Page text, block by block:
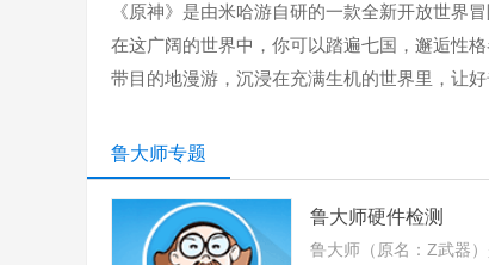
《原神》是由米哈游自研的一款全新开放世界
在这广阔的世界中，你可以踏遍七国，邂逅性
带目的地漫游，沉浸在充满生机的世界里，让
鲁大师专题
鲁大师硬件检测
鲁大师（原名：Z武器